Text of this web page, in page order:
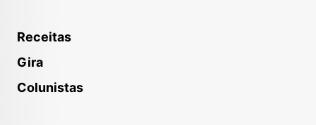
Receitas
Gira
Colunistas